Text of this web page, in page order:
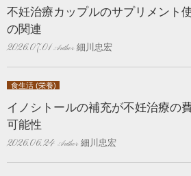
不妊治療カップルのサプリメント
の関連
2026.07.01 細川忠宏
食生活 (栄養)
イノシトールの補充が不妊治療の
可能性
2026.06.24 細川忠宏